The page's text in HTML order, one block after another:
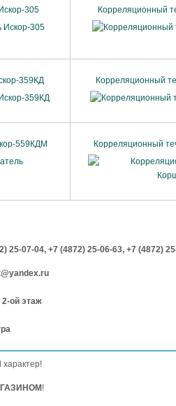
305 Корреляционный
359КД Корреляционный
559КДМ Корреляционный
25-07-04, +7 (4872) 25-06-63, +7 (4872)
2-ой этаж
характер!
!